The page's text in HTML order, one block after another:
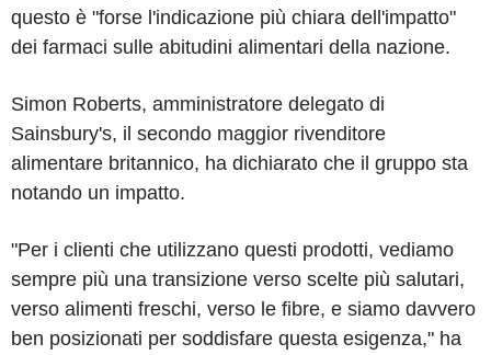
questo è "forse l'indicazione più chiara dell'impatto"
dei farmaci sulle abitudini alimentari della nazione.
Simon Roberts, amministratore delegato di
Sainsbury's, il secondo maggior rivenditore
alimentare britannico, ha dichiarato che il gruppo sta
notando un impatto.
"Per i clienti che utilizzano questi prodotti, vediamo
sempre più una transizione verso scelte più salutari,
verso alimenti freschi, verso le fibre, e siamo davvero
ben posizionati per soddisfare questa esigenza," ha